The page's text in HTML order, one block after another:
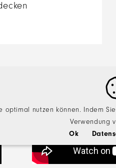
nutzen können. Indem
Verwendung
Ok